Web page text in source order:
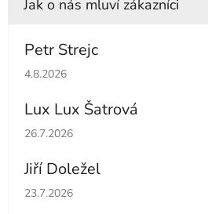
Petr Strejc
Hodnocení obchodu je 5 z 5
4.8.2026
Lux Lux Šatrová
Hodnocení obchodu je 5 z 5
26.7.2026
Jiří Doležel
Hodnocení obchodu je 5 z 5
23.7.2026